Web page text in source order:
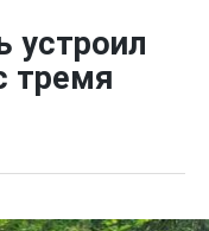
устроил
тремя